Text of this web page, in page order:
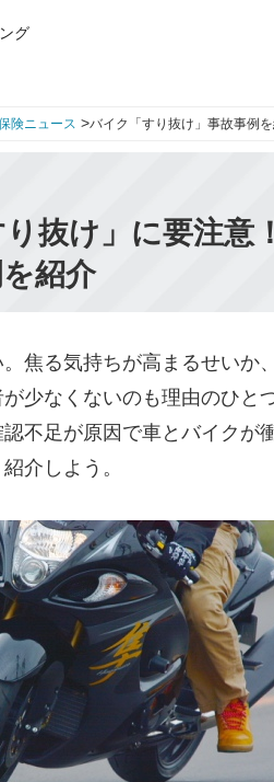
グ
険ニュース >バイク「すり抜け」事故事例
り抜け」に要注
紹介
焦る気持ちが高まるせいか
少なくないのも理由のひと
不足が原因で車とバイクが
介しよう。